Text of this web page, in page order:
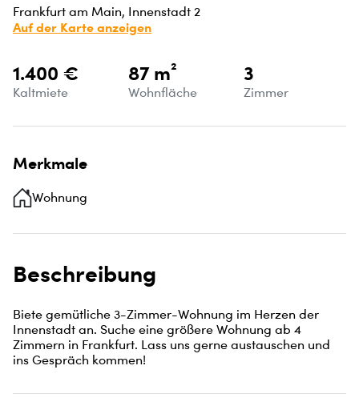
Frankfurt am Main, Innenstadt 2
Auf der Karte anzeigen
1.400 €
Kaltmiete
87 m²
Wohnfläche
3
Zimmer
Merkmale
Wohnung
Beschreibung
Biete gemütliche 3-Zimmer-Wohnung im Herzen der
Innenstadt an. Suche eine größere Wohnung ab 4
Zimmern in Frankfurt. Lass uns gerne austauschen und
ins Gespräch kommen!